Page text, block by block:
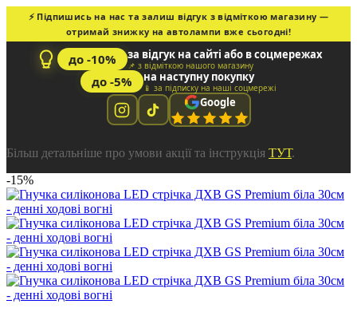
⚡ Підпишись на нас та залиш відгук з відміткою магазину —
отримай знижку на автолампи вже сьогодні!
до -10% за відгук на сайті або в соцмережах
📌 з відміткою нашого магазину
до -5% на наступну покупку
📱 за підписку на наші соцмережі
Google
Більш детальніше про умови акції та інструкція ТУТ.
-15%